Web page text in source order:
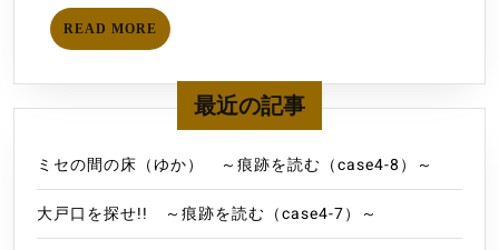
（令
和
年
月・
２
月）
READ MORE READ
MORE
最近の記事
ミセの間の床（ゆか） ～痕跡を読む（case4-8）～
大戸口を探せ!! ～痕跡を読む（case4-7）～